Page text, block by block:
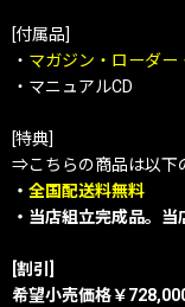
[付属品]
・ マガジン・ローダー
・マニュアルCD
[特典]
⇒こちらの商品は以下
・ 全国配送料無料
・当店組立完成品。当
[割引]
希望小売価格￥